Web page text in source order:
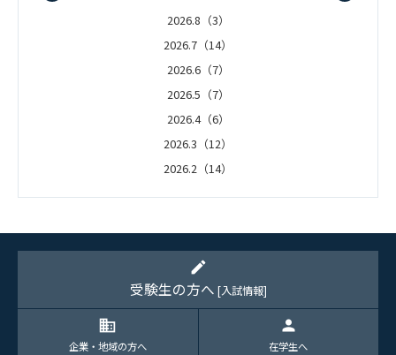
2026.8（3）
2026.7（14）
2026.6（7）
2026.5（7）
2026.4（6）
2026.3（12）
2026.2（14）
2026.1（5）
edit
受験生の方へ [入試情報]
domain
企業・地域の方へ
person
在学生へ